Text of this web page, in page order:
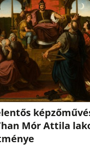
Mór Attila